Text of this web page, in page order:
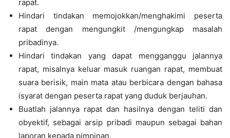
rapat.
Hindari tindakan memojokkan/menghakimi peserta
rapat dengan mengungkit /mengungkap masalah
pribadinya.
Hindari tindakan yang dapat mengganggu jalannya
rapat, misalnya keluar masuk ruangan rapat, membuat
suara berisik, main mata atau berbicara dengan bahasa
isyarat dengan peserta rapat yang duduk berjauhan.
Buatlah jalannya rapat dan hasilnya dengan teliti dan
obyektif, sebagai arsip pribadi maupun sebagai bahan
laporan kepada pimpinan.